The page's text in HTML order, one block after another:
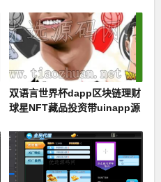
双语言世界杯dapp区块链理财
球星NFT藏品投资带uinapp源